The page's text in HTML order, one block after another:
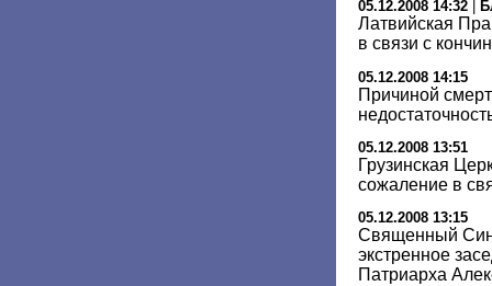
05.12.2008 14:32
Латвийская
в связи с
05.12.2008 14:15
Причиной
05.12.2008 13:51
Грузинская
сожаление в
05.12.2008 13:15
Священный
экстренное
Патриарха